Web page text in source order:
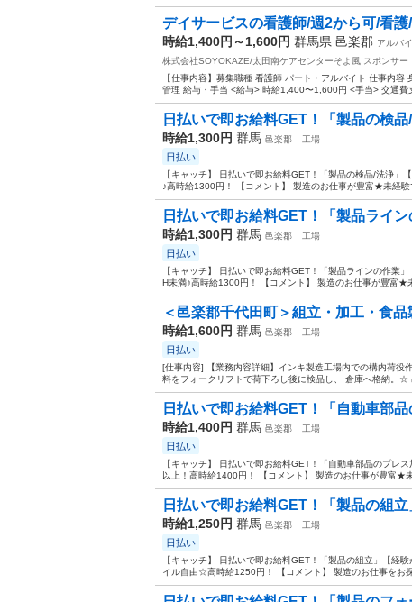
デイサービスの看護師/週2から可/看護
時給1,400円～1,600円 群馬県 邑楽郡 アルバ
株式会社SOYOKAZE/太田南ケアセンターそよ風 スポンサー
【仕事内容】募集職種 看護師 パート・アルバイト 仕事内
管理 給与・手当 <給与> 時給1,400〜1,600円 <手当> 交通費
日払いで即お給料GET！「製品の検
時給1,300円 群馬 邑楽郡 工場
日払い
【キャッチ】 日払いで即お給料GET！「製品の検品/洗浄
♪高時給1300円！ 【コメント】 製造のお仕事が豊富★未経験
日払いで即お給料GET！「製品ライ
時給1,300円 群馬 邑楽郡 工場
日払い
【キャッチ】 日払いで即お給料GET！「製品ラインの作業
H未満♪高時給1300円！ 【コメント】 製造のお仕事が豊富★
＜邑楽郡千代田町＞組立・加工・食
時給1,600円 群馬 邑楽郡 工場
日払い
[仕事内容] 【業務内容詳細】インキ製造工場内での構内荷
料をフォークリフトで荷下ろし後に検品し、 倉庫へ格納。☆
日払いで即お給料GET！「自動車部
時給1,400円 群馬 邑楽郡 工場
日払い
【キャッチ】 日払いで即お給料GET！「自動車部品のプレ
以上！高時給1400円！ 【コメント】 製造のお仕事が豊富★
日払いで即お給料GET！「製品の組
時給1,250円 群馬 邑楽郡 工場
日払い
【キャッチ】 日払いで即お給料GET！「製品の組立」【経
イル自由☆高時給1250円！ 【コメント】 製造のお仕事をお